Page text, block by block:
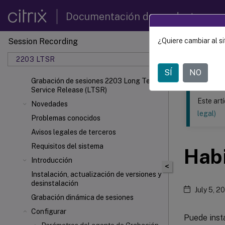
Documentación de productos
Session Recording
2203 LTSR
Grabación de sesiones 2203 Long Term
Service Release (LTSR)
Novedades
Problemas conocidos
Avisos legales de terceros
Requisitos del sistema
Introducción
Instalación, actualización de versiones y
desinstalación
Grabación dinámica de sesiones
Configurar
Este
<
Este
legal)
July 5,
Puede
¿Quiere cambiar al
SÍ NO